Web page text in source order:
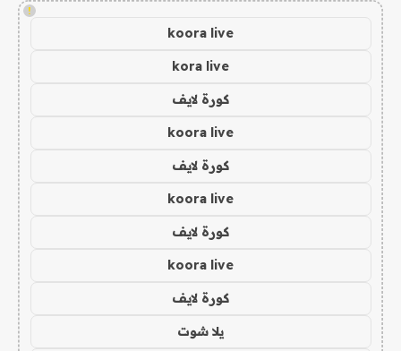
!
koora live
kora live
كورة لايف
koora live
كورة لايف
koora live
كورة لايف
koora live
كورة لايف
يلا شوت